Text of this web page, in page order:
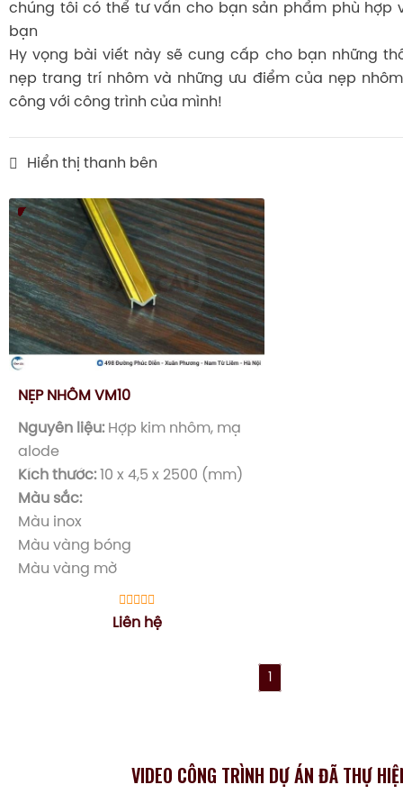
chúng tôi có thể tư vấn cho bạn sản phẩm phù hợp
bạn
Hy vọng bài viết này sẽ cung cấp cho bạn những
nẹp trang trí nhôm và những ưu điểm của nẹp
công với công trình của mình!
Hiển thị thanh bên
NẸP NHÔM VM10
Nguyên liệu:Hợp kim nhôm, mạ
alode
Kích thước:10 x 4,5 x 2500 (mm)
Màu sắc:
Màu inox
Màu vàng bóng
Màu vàng mờ
Liên hệ
1
VIDEO CÔNG TRÌNH DỰ ÁN ĐÃ THỰ